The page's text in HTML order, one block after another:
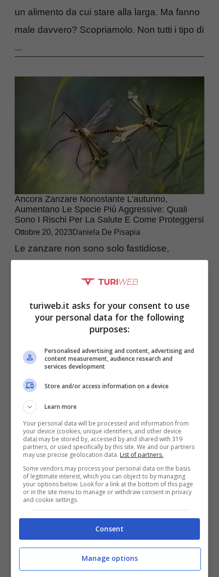
un alimento da cui stare alla larga. Ma fanno
male davvero? Scopriamolo. Non tutti i tipo di
...
Ancora Zanzare Nonostante L’autunno,
Aumentano Le Specie Più Aggressive: Quali
Sono I Rischi Per La Salute E Come Proteggersi
Ottobre 20, 2023 Daniela De Pisapia
Le zanzare non sono solo fastidiose,
nostra salute: ecco quali sono i rischi e
come proteggersi. Si tratta ...
Hai Una Vecchia Otturazione Al Dente? Devi
Ottobre 16, 2023Daniela De Pisapia
Se hai una vecchia al dente di questo tipo,
allora devi prendere subito appuntamento
con il dentista per rimuoverla. È capitato già
turiweb.it asks for your consent to use
your personal data for the following
purposes:
Personalised advertising and content, advertising and
content measurement, audience research and
services development
Store and/or access information on a device
Learn more
Your personal data will be processed and information from
your device (cookies, unique identifiers, and other device
data) may be stored by, accessed by and shared with 319
partners, or used specifically by this site. We and our partners
may use precise geolocation data. List of partners.
Some vendors may process your personal data on the basis
of legitimate interest, which you can object to by managing
your options below. Look for a link at the bottom of this page
or in the site menu to manage or withdraw consent in privacy
and cookie settings.
Consent
Manage options